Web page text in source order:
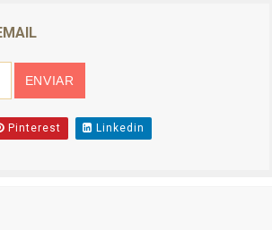
Pinterest Linkedin